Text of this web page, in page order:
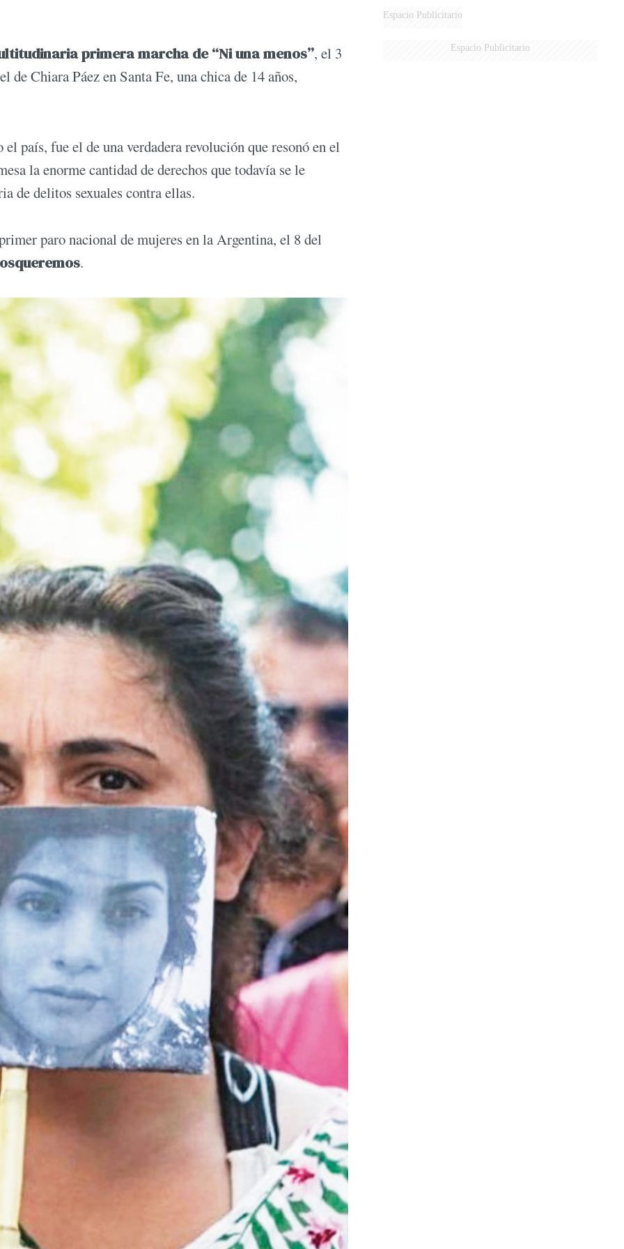
primera marcha de “Ni una menos”, el 3
Chiara Páez en Santa Fe, una chica de 14 años,
país, fue el de una verdadera revolución que resonó en el
la enorme cantidad de derechos que todavía se le
de delitos sexuales contra ellas.
paro nacional de mujeres en la Argentina, el 8 del
.
Espacio Publicitario
Espacio Publicitario